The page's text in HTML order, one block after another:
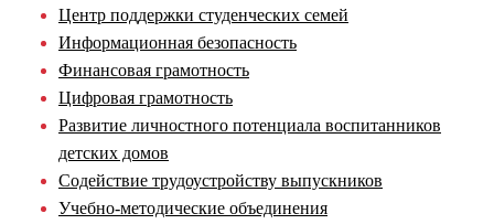
Центр поддержки студенческих семей
Информационная безопасность
Финансовая грамотность
Цифровая грамотность
Развитие личностного потенциала воспитанников
детских домов
Содействие трудоустройству выпускников
Учебно-методические объединения